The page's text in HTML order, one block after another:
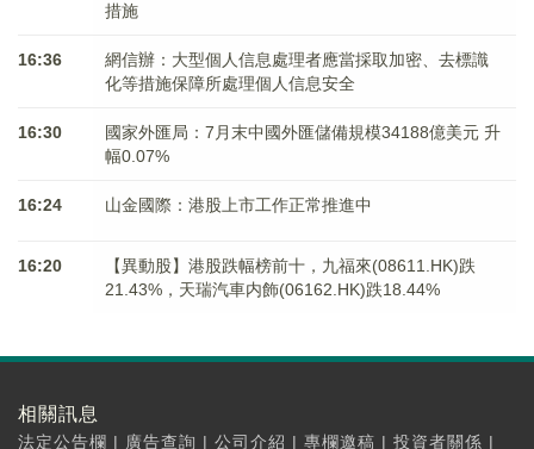
措施
16:36
網信辦：大型個人信息處理者應當採取加密、去標識
化等措施保障所處理個人信息安全
16:30
國家外匯局：7月末中國外匯儲備規模34188億美元 升
幅0.07%
16:24 山金國際：港股上市工作正常推進中
16:20
【異動股】港股跌幅榜前十，九福來(08611.HK)跌
21.43%，天瑞汽車内飾(06162.HK)跌18.44%
相關訊息
法定公告欄 | 廣告查詢 | 公司介紹 | 專欄邀稿 | 投資者關係 |